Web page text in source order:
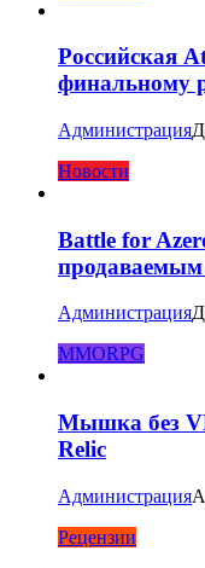
Российская
финальному
Администрация
Новости
Battle for
Администрация
MMORPG
Мышка без
Relic
Администрация
Рецензии